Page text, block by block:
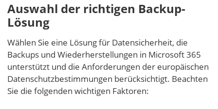
Auswahl der richtigen Backup-
Lösung
Wählen Sie eine Lösung für Datensicherheit, die
Backups und Wiederherstellungen in Microsoft 365
unterstützt und die Anforderungen der europäischen
Datenschutzbestimmungen berücksichtigt. Beachten
Sie die folgenden wichtigen Faktoren: